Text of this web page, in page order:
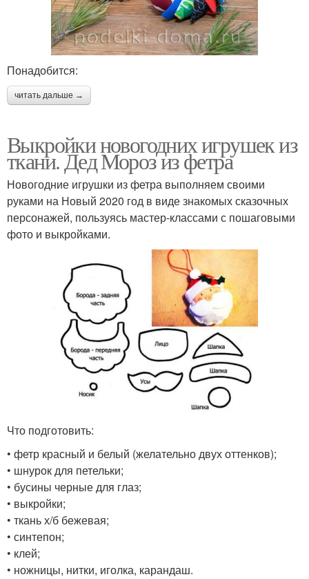
Понадобится:
читать дальше →
Выкройки новогодних игрушек из
ткани. Дед Мороз из фетра
Новогодние игрушки из фетра выполняем своими
руками на Новый 2020 год в виде знакомых сказочных
персонажей, пользуясь мастер-классами с пошаговыми
фото и выкройками.
Что подготовить:
• фетр красный и белый (желательно двух оттенков);
• шнурок для петельки;
• бусины черные для глаз;
• выкройки;
• ткань х/б бежевая;
• синтепон;
• клей;
• ножницы, нитки, иголка, карандаш.